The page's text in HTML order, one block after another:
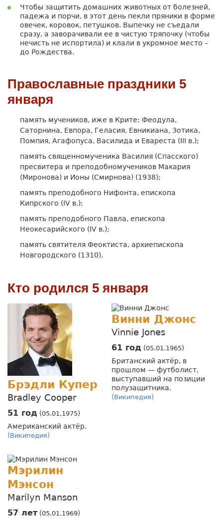
Чтобы защитить домашних животных от болезней,
падежа и порчи, в этот день пекли пряники в форме
овечек, коровок, петушков. Выпечку не съедали
сразу, а заворачивали ее в чистую тряпочку (чтобы
нечисть не испортила) и клали в укромное место –
до Рождества.
Православные праздники 5
января
память мучеников, иже в Крите: Феодула,
Саторнина, Евпора, Геласия, Евникиана, Зотика,
Помпия, Агафопуса, Василида и Евареста (III в.);
память священномученика Василия (Спасского)
пресвитера и преподобномучеников Макария
(Миронова) и Ионы (Смирнова) (1938);
память преподобного Нифонта, епископа
Кипрского (IV в.);
память преподобного Павла, епископа
Неокесарийского (IV в.);
память святителя Феоктиста, архиепископа
Новгородского (1310).
Кто родился 5 января
Брэдли Купер
Bradley Cooper
51 год (05.01.1975)
Американский актёр.
(Википедия)
Винни Джонс
Vinnie Jones
61 год (05.01.1965)
Британский актёр, в
прошлом — футболист,
выступавший на позиции
полузащитника.
(Википедия)
Мэрилин
Мэнсон
Marilyn Manson
57 лет(05.01.1969)